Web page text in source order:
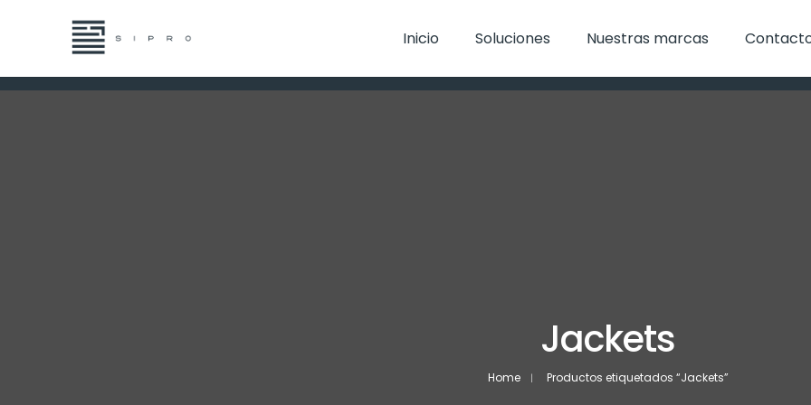
Inicio Soluciones Nuestras marcas
Jackets
Home Productos etiquetados “Jackets”